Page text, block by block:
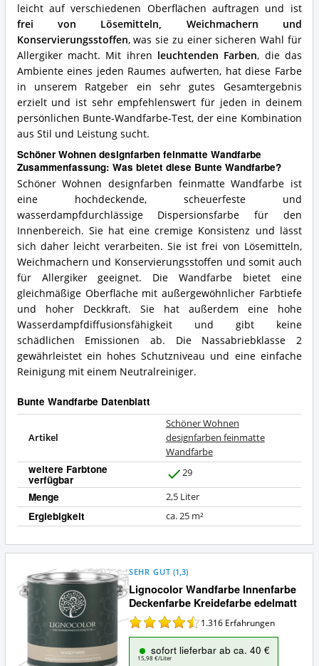
leicht auf verschiedenen Oberflächen auftragen und ist
frei von Lösemitteln, Weichmachern und
Konservierungsstoffen, was sie zu einer sicheren Wahl für
Allergiker macht. Mit ihren leuchtenden Farben, die das
Ambiente eines jeden Raumes aufwerten, hat diese Farbe
in unserem Ratgeber ein sehr gutes Gesamtergebnis
erzielt und ist sehr empfehlenswert für jeden in deinem
persönlichen Bunte-Wandfarbe-Test, der eine Kombination
aus Stil und Leistung sucht.
Schöner Wohnen designfarben feinmatte Wandfarbe
Zusammenfassung: Was bietet diese Bunte Wandfarbe?
Schöner Wohnen designfarben feinmatte Wandfarbe ist
eine hochdeckende, scheuerfeste und
wasserdampfdurchlässige Dispersionsfarbe für den
Innenbereich. Sie hat eine cremige Konsistenz und lässt
sich daher leicht verarbeiten. Sie ist frei von Lösemitteln,
Weichmachern und Konservierungsstoffen und somit auch
für Allergiker geeignet. Die Wandfarbe bietet eine
gleichmäßige Oberfläche mit außergewöhnlicher Farbtiefe
und hoher Deckkraft. Sie hat außerdem eine hohe
Wasserdampfdiffusionsfähigkeit und gibt keine
schädlichen Emissionen ab. Die Nassabriebklasse 2
gewährleistet ein hohes Schutzniveau und eine einfache
Reinigung mit einem Neutralreiniger.
Bunte Wandfarbe Datenblatt
Artikel
Schöner Wohnen
designfarben feinmatte
Wandfarbe
weitere Farbtone
verfügbar
a
29
Menge 2,5 Liter
Ergiebigkeit ca. 25 m²
Lignocolor Wandfarbe Innenfarbe
Deckenfarbe Kreidefarbe edelmatt
SEHR GUT (1,3)
1.316 Erfahrungen
sofort lieferbar ab ca. 40 €
15,98 €/Liter